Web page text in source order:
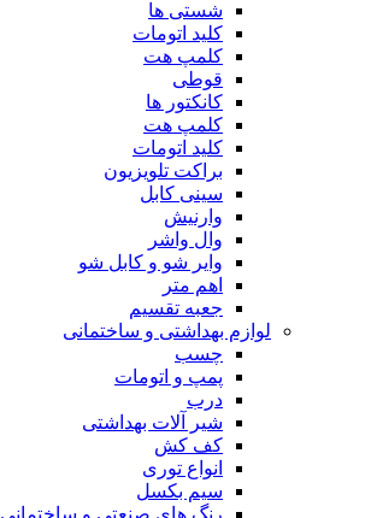
شستی ها
کلید اتومات
کلمپ هت
قوطی
کانکتور ها
کلمپ هت
کلید اتومات
براکت تلویزیون
سینی کابل
وارنیش
وال واشر
وایر شو و کابل شو
اهم متر
جعبه تقسیم
لوازم بهداشتی و ساختمانی
چسب
پمپ و اتومات
درب
شیر آلات بهداشتی
کف کش
انواع توری
سیم بکسل